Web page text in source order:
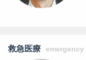
救急医療 emergency